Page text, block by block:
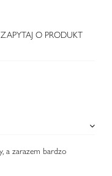
ZAPYTAJ O PRODUKT
a zarazem bardzo